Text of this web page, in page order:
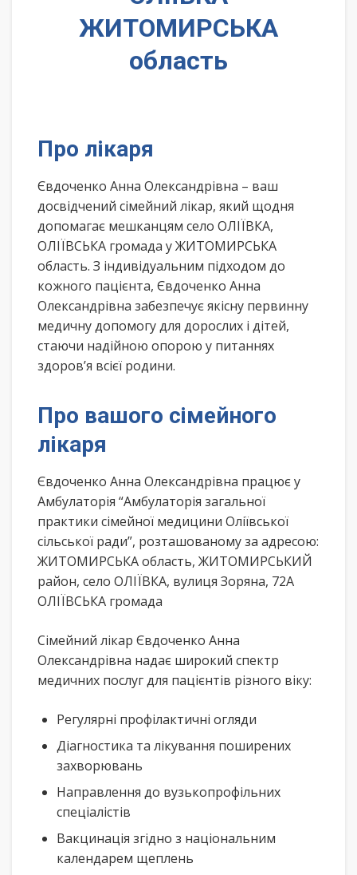
ЖИТОМИРСЬКА
область
Про лікаря
Євдоченко Анна Олександрівна – ваш
досвідчений сімейний лікар, який щодня
допомагає мешканцям село ОЛІЇВКА,
ОЛІЇВСЬКА громада у ЖИТОМИРСЬКА
область. З індивідуальним підходом до
кожного пацієнта, Євдоченко Анна
Олександрівна забезпечує якісну первинну
медичну допомогу для дорослих і дітей,
стаючи надійною опорою у питаннях
здоров’я всієї родини.
Про вашого сімейного
лікаря
Євдоченко Анна Олександрівна працює у
Амбулаторія “Амбулаторія загальної
практики сімейної медицини Оліївської
сільської ради”, розташованому за адресою:
ЖИТОМИРСЬКА область, ЖИТОМИРСЬКИЙ
район, село ОЛІЇВКА, вулиця Зоряна, 72А
ОЛІЇВСЬКА громада
Сімейний лікар Євдоченко Анна
Олександрівна надає широкий спектр
медичних послуг для пацієнтів різного віку:
Регулярні профілактичні огляди
Діагностика та лікування поширених
захворювань
Направлення до вузькопрофільних
спеціалістів
Вакцинація згідно з національним
календарем щеплень